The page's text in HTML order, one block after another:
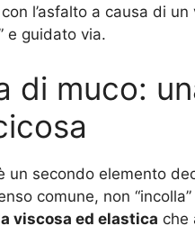
l’asfalto a causa di
e guidato via.
di muco:
un secondo elemento
comune, non
viscosa ed elastica che